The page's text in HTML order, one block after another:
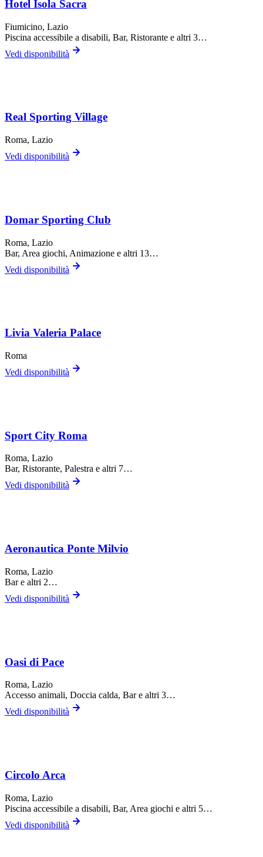
Hotel Isola Sacra
Fiumicino, Lazio
Piscina accessibile a disabili, Bar, Ristorante e altri 3…
Vedi disponibilità
Real Sporting Village
Roma, Lazio
Vedi disponibilità
Domar Sporting Club
Roma, Lazio
Bar, Area giochi, Animazione e altri 13…
Vedi disponibilità
Livia Valeria Palace
Roma
Vedi disponibilità
Sport City Roma
Roma, Lazio
Bar, Ristorante, Palestra e altri 7…
Vedi disponibilità
Aeronautica Ponte Milvio
Roma, Lazio
Bare altri 2…
Vedi disponibilità
Oasi di Pace
Roma, Lazio
Accesso animali, Doccia calda, Bare altri 3…
Vedi disponibilità
Circolo Arca
Roma, Lazio
Piscina accessibile a disabili, Bar, Area giochi e altri 5…
Vedi disponibilità